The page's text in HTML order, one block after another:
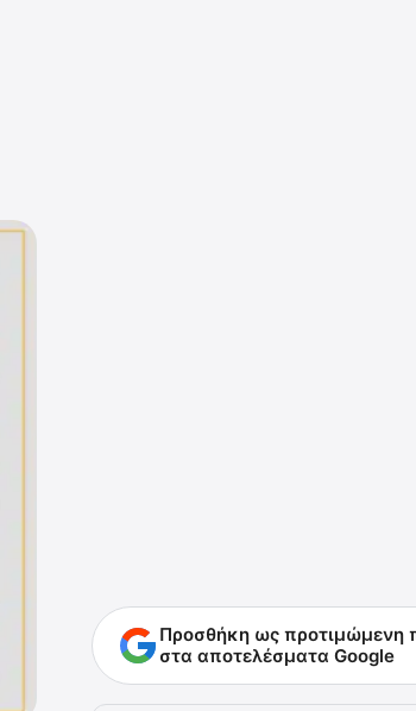
Προσθήκη ως προτιμώμενη
στα αποτελέσματα Google